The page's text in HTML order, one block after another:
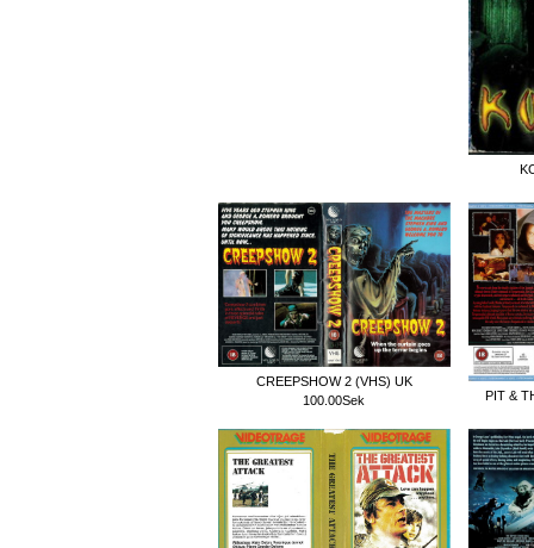
CREEPSHOW 2 (VHS) UK
100.00Sek
PIT &